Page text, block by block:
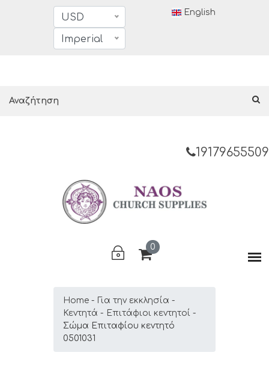
USD
Imperial
English
19179655509
0
Home
Για την εκκλησία
Κεντητά
Επιτάφιοι κεντητοί
Σώμα Επιταφίου κεντητό
0501031